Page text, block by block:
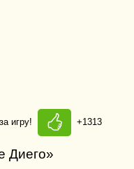
игру! +1313
Диего»